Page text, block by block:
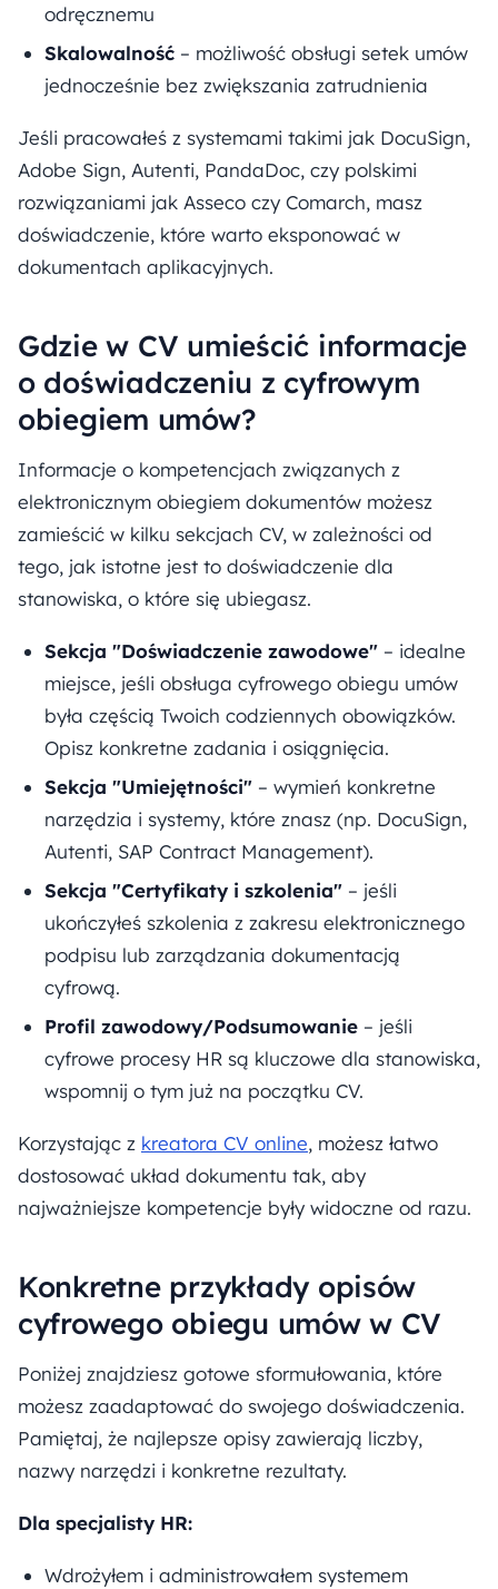
odręcznemu
Skalowalność – możliwość obsługi setek umów
jednocześnie bez zwiększania zatrudnienia
Jeśli pracowałeś z systemami takimi jak DocuSign,
Adobe Sign, Autenti, PandaDoc, czy polskimi
rozwiązaniami jak Asseco czy Comarch, masz
doświadczenie, które warto eksponować w
dokumentach aplikacyjnych.
Gdzie w CV umieścić informacje
o doświadczeniu z cyfrowym
obiegiem umów?
Informacje o kompetencjach związanych z
elektronicznym obiegiem dokumentów możesz
zamieścić w kilku sekcjach CV, w zależności od
tego, jak istotne jest to doświadczenie dla
stanowiska, o które się ubiegasz.
Sekcja "Doświadczenie zawodowe" – idealne
miejsce, jeśli obsługa cyfrowego obiegu umów
była częścią Twoich codziennych obowiązków.
Opisz konkretne zadania i osiągnięcia.
Sekcja "Umiejętności" – wymień konkretne
narzędzia i systemy, które znasz (np. DocuSign,
Autenti, SAP Contract Management).
Sekcja "Certyfikaty i szkolenia" – jeśli
ukończyłeś szkolenia z zakresu elektronicznego
podpisu lub zarządzania dokumentacją
cyfrową.
Profil zawodowy/Podsumowanie – jeśli
cyfrowe procesy HR są kluczowe dla stanowiska,
wspomnij o tym już na początku CV.
Korzystając z kreatora CV online, możesz łatwo
dostosować układ dokumentu tak, aby
najważniejsze kompetencje były widoczne od razu.
Konkretne przykłady opisów
cyfrowego obiegu umów w CV
Poniżej znajdziesz gotowe sformułowania, które
możesz zaadaptować do swojego doświadczenia.
Pamiętaj, że najlepsze opisy zawierają liczby,
nazwy narzędzi i konkretne rezultaty.
Dla specjalisty HR:
Wdrożyłem i administrowałem systemem